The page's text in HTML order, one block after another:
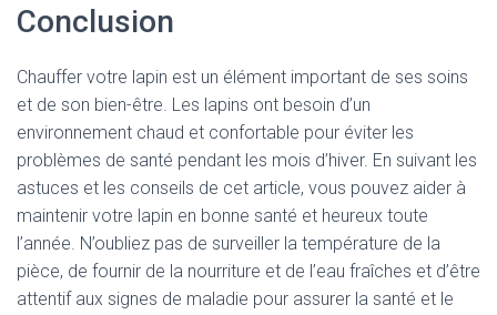
Conclusion
Chauffer votre lapin est un élément important de ses soins
et de son bien-être. Les lapins ont besoin d’un
environnement chaud et confortable pour éviter les
problèmes de santé pendant les mois d’hiver. En suivant les
astuces et les conseils de cet article, vous pouvez aider à
maintenir votre lapin en bonne santé et heureux toute
l’année. N’oubliez pas de surveiller la température de la
pièce, de fournir de la nourriture et de l’eau fraîches et d’être
attentif aux signes de maladie pour assurer la santé et le